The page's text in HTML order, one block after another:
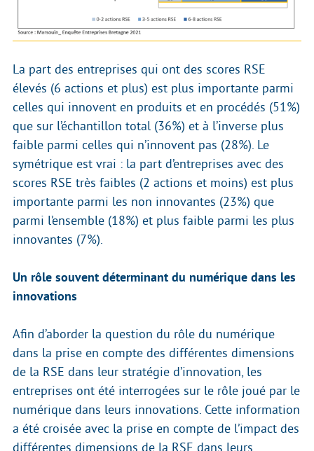
La part des entreprises qui ont des scores RSE
élevés (6 actions et plus) est plus importante parmi
celles qui innovent en produits et en procédés (51%)
que sur l’échantillon total (36%) et à l’inverse plus
faible parmi celles qui n’innovent pas (28%). Le
symétrique est vrai : la part d’entreprises avec des
scores RSE très faibles (2 actions et moins) est plus
importante parmi les non innovantes (23%) que
parmi l’ensemble (18%) et plus faible parmi les plus
innovantes (7%).
Un rôle souvent déterminant du numérique dans les
innovations
Afin d’aborder la question du rôle du numérique
dans la prise en compte des différentes dimensions
de la RSE dans leur stratégie d’innovation, les
entreprises ont été interrogées sur le rôle joué par le
numérique dans leurs innovations. Cette information
a été croisée avec la prise en compte de l’impact des
différentes dimensions de la RSE dans leurs